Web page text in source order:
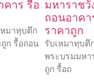
าร รื้อ
มาทุบตึก
ก รื้อถอน
มหาราชวั
ถอนอาค
ราคาถูก
รับเหมาทุบตึ
พระบรมมหา
ถูก รื้อถ